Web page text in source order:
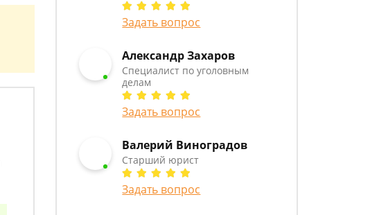
Задать вопрос
Александр Захаров
Специалист по уголовным
делам
Задать вопрос
Валерий Виноградов
Старший юрист
Задать вопрос